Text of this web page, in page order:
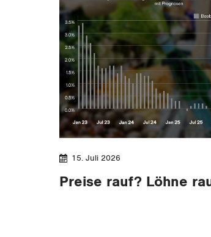
Preise rauf? Löhne
15. Juli 2026